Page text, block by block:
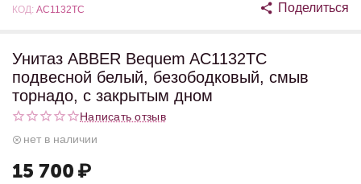
КОД: AC1132TC Поделиться
Унитаз ABBER Bequem AC1132TC
подвесной белый, безободковый, смыв
торнадо, с закрытым дном
Написать отзыв
нет в наличии
15 700 ₽